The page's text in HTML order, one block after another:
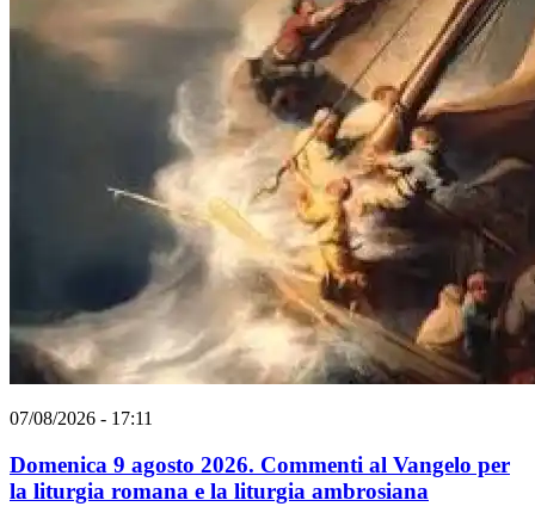
07/08/2026 - 17:11
Domenica 9 agosto 2026. Commenti al Vangelo per
la liturgia romana e la liturgia ambrosiana